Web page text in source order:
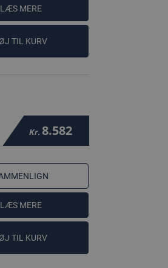
LÆS MERE
TIL KURV
Kr. 8.582
LÆS MERE
TIL KURV